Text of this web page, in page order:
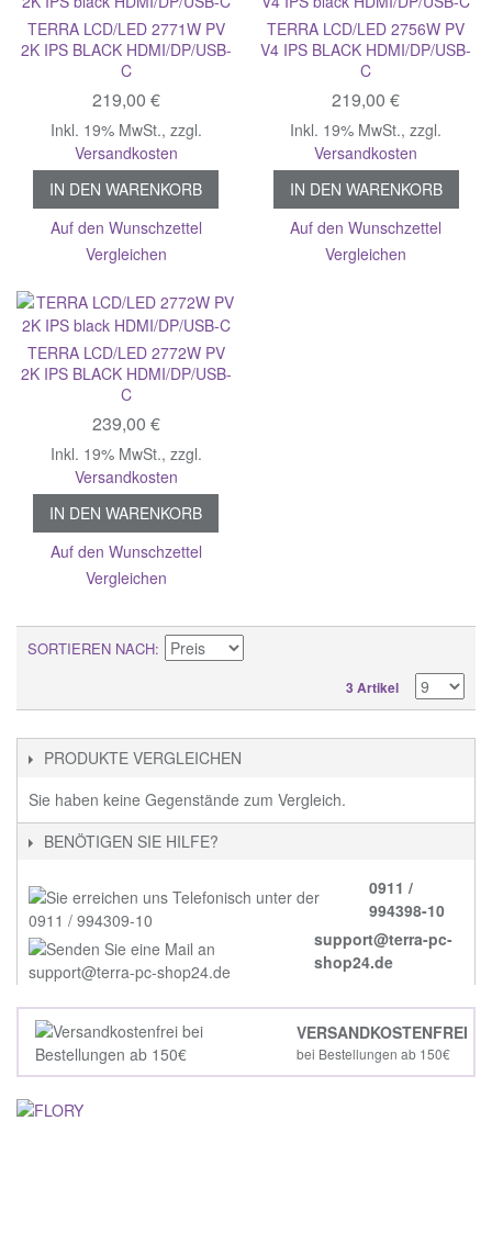
TERRA LCD/LED 2771W PV
2K IPS BLACK HDMI/DP/USB-
C
219,00 €
Inkl. 19% MwSt., zzgl.
Versandkosten
IN DEN WARENKORB
Auf den Wunschzettel
Vergleichen
TERRA LCD/LED 2756W PV
V4 IPS BLACK HDMI/DP/USB-
C
219,00 €
Inkl. 19% MwSt.,zzgl.
Versandkosten
IN DEN WARENKORB
Auf den Wunschzettel
Vergleichen
TERRA LCD/LED 2772W PV
2K IPS BLACK HDMI/DP/USB-
C
239,00 €
Inkl. 19% MwSt., zzgl.
Versandkosten
IN DEN WARENKORB
Auf den Wunschzettel
Vergleichen
SORTIEREN NACH
3 Artikel
PRODUKTE VERGLEICHEN
Sie haben keine Gegenstände zum Vergleich.
BENÖTIGEN SIE HILFE?
0911 /
994398-10
support@terra-pc-
shop24.de
VERSANDKOSTENFREI
bei Bestellungen ab 150€